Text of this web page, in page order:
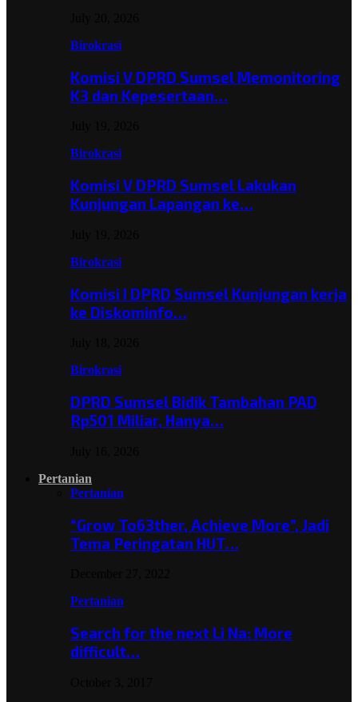
Birokrasi
Komisi V DPRD Sumsel Memonitoring
K3 dan Kepesertaan…
Birokrasi
Komisi V DPRD Sumsel Lakukan
Kunjungan Lapangan ke…
Birokrasi
Komisi I DPRD Sumsel Kunjungan kerja
ke Diskominfo…
Birokrasi
DPRD Sumsel Bidik Tambahan PAD
Rp501 Miliar, Hanya…
Pertanian
Pertanian
“Grow To63ther, Achieve More”, Jadi
Tema Peringatan HUT…
Pertanian
Search for the next Li Na: More
difficult…